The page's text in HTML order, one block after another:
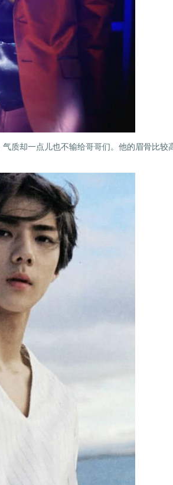
质却一点儿也不输给哥哥们。他的眉骨比